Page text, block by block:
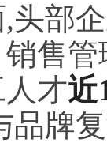
头部
售
才近
品牌